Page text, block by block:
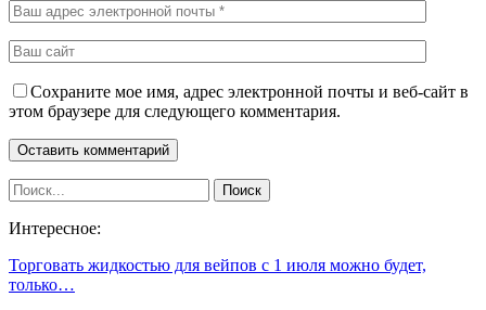
Сохраните мое имя, адрес электронной почты и веб-сайт в
этом браузере для следующего комментария.
Интересное:
Торговать жидкостью для вейпов с 1 июля можно будет,
только…